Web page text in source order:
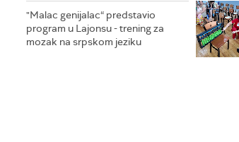
"Malac genijalac“ predstavio
program u Lajonsu - trening za
mozak na srpskom jeziku